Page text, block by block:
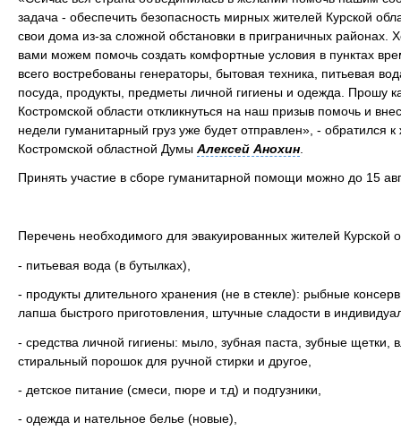
задача - обеспечить безопасность мирных жителей Курской
свои дома из-за сложной обстановки в приграничных
вами можем помочь создать комфортные условия в пунктах
всего востребованы генераторы, бытовая техника, питьевая
посуда, продукты, предметы личной гигиены и одежда. Прошу
Костромской области откликнуться на наш призыв помочь и
недели гуманитарный груз уже будет отправлен», - обратился
Костромской областной Думы Алексей Анохин
Принять участие в сборе гуманитарной помощи можно до 15
Перечень необходимого для эвакуированных жителей Курской
- питьевая вода (в бутылках),
- продукты длительного хранения (не в стекле): рыбные
лапша быстрого приготовления, штучные сладости в
- средства личной гигиены: мыло, зубная паста, зубные щетки,
стиральный порошок для ручной стирки и другое,
- детское питание (смеси, пюре и т.д) и подгузники,
- одежда и нательное белье (новые),